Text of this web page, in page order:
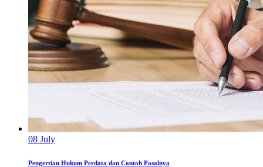
08 July
Pengertian Hukum Perdata dan Contoh Pasalnya